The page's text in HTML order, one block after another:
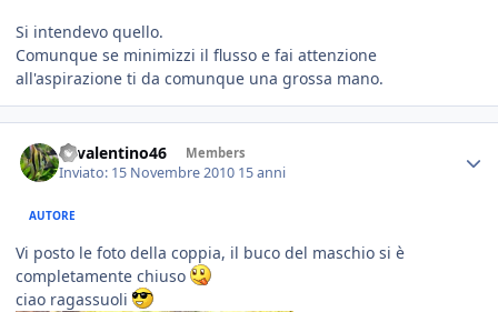
Si intendevo quello.
Comunque se minimizzi il flusso e fai attenzione
all'aspirazione ti da comunque una grossa mano.
46valentino46 Members
Inviato: 15 Novembre 2010 15 anni
AUTORE
Vi posto le foto della coppia, il buco del maschio si è
completamente chiuso
ciao ragassuoli